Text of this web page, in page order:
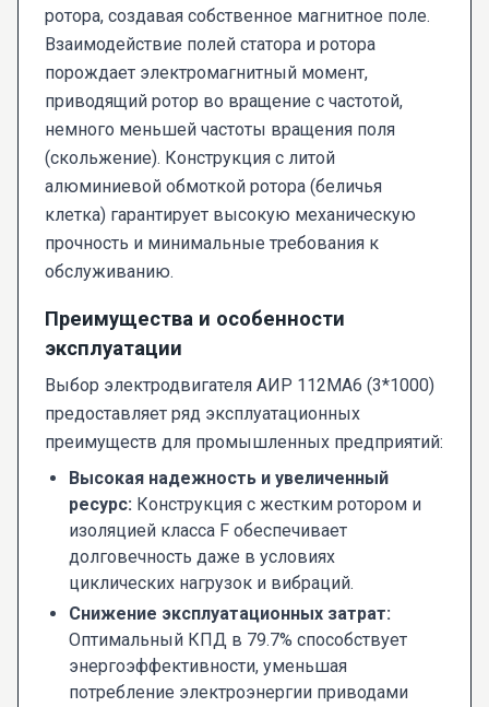
ротора, создавая собственное магнитное поле.
Взаимодействие полей статора и ротора
порождает электромагнитный момент,
приводящий ротор во вращение с частотой,
немного меньшей частоты вращения поля
(скольжение). Конструкция с литой
алюминиевой обмоткой ротора (беличья
клетка) гарантирует высокую механическую
прочность и минимальные требования к
обслуживанию.
Преимущества и особенности
эксплуатации
Выбор электродвигателя АИР 112МА6 (3*1000)
предоставляет ряд эксплуатационных
преимуществ для промышленных предприятий:
Высокая надежность и увеличенный
ресурс: Конструкция с жестким ротором и
изоляцией класса F обеспечивает
долговечность даже в условиях
циклических нагрузок и вибраций.
Снижение эксплуатационных затрат:
Оптимальный КПД в 79.7% способствует
энергоэффективности, уменьшая
потребление электроэнергии приводами